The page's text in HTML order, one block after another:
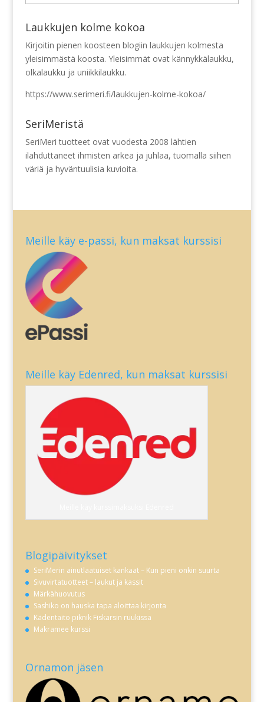
Laukkujen kolme kokoa
Kirjoitin pienen koosteen blogiin laukkujen kolmesta
yleisimmästä koosta. Yleisimmät ovat kännykkälaukku,
olkalaukku ja uniikkilaukku.
https://www.serimeri.fi/laukkujen-kolme-kokoa/
SeriMeristä
SeriMeri tuotteet ovat vuodesta 2008 lähtien
ilahduttaneet ihmisten arkea ja juhlaa, tuomalla siihen
väriä ja hyväntuulisia kuvioita.
Meille käy e-passi, kun maksat kurssisi
Meille käy Edenred, kun maksat kurssisi
Blogipäivitykset
SeriMerin ainutlaatuiset kankaat – Kun pieni onkin suurta
Sivuvirtatuotteet – laukut ja kassit
Märkähuovutus
Sashiko on hauska tapa aloittaa kirjonta
Kädentaito piknik Fiskarsin ruukissa
Makramee kurssi
Ornamon jäsen